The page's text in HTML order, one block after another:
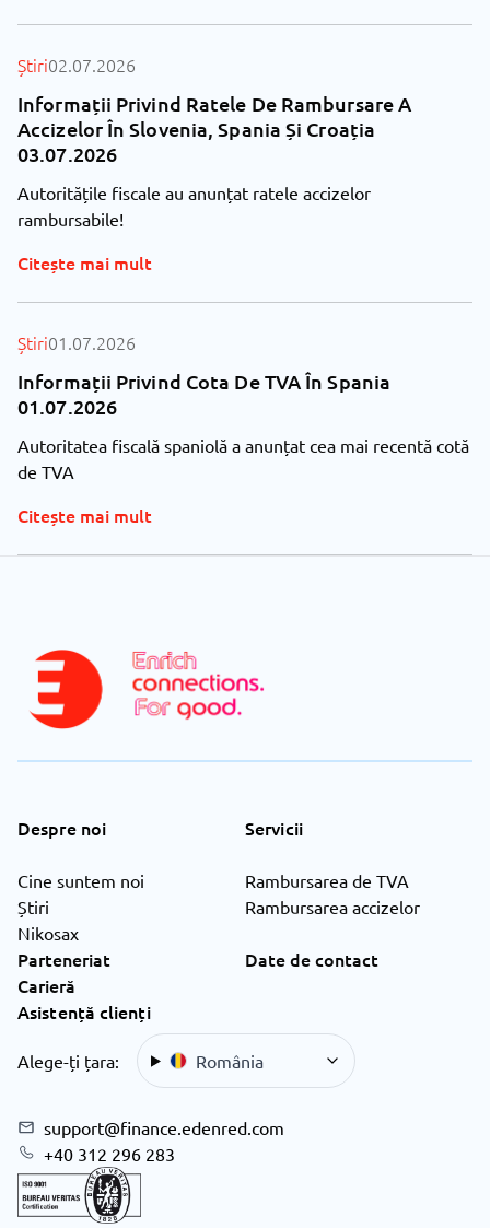
Știri02.07.2026
Informații Privind Ratele De Rambursare A
Accizelor În Slovenia, Spania Și Croația
03.07.2026
Autoritățile fiscale au anunțat ratele accizelor
rambursabile!
Citește mai mult
Știri01.07.2026
Informații Privind Cota De TVA În Spania
01.07.2026
Autoritatea fiscală spaniolă a anunțat cea mai recentă cotă
de TVA
Citește mai mult
Despre noi
Cine suntem noi
Știri
Nikosax
Servicii
Rambursarea de TVA
Rambursarea accizelor
Parteneriat
Carieră
Date de contact
Asistență clienți
Alege-ți țara: România
support@finance.edenred.com
+40 312 296 283